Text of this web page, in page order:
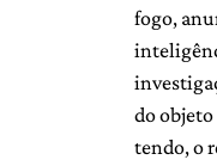
fogo,
do objeto
tendo, o